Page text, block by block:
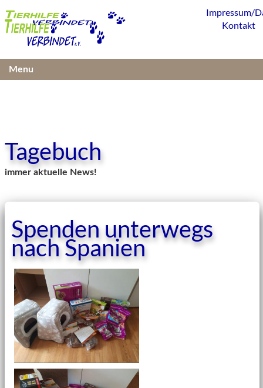
Tagebuch
immer aktuelle News!
Spenden unterwegs
nach Spanien
Impressum/
Kontakt
Menu